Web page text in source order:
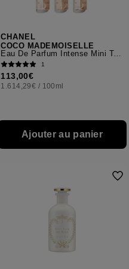
CHANEL
COCO MADEMOISELLE
Eau De Parfum Intense Mini Twist And Spray
1
113,00€
1.614,29€ / 100ml
Ajouter au panier